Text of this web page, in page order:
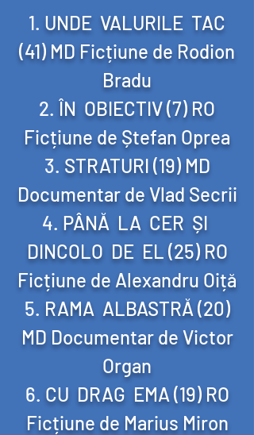
UNDE VALURILE TAC
(41) MD Ficțiune de Rodion
Bradu
ÎN OBIECTIV (7) RO
Ficțiune de Ștefan Oprea
STRATURI (19) MD
Documentar de Vlad Secrii
PÂNĂ LA CER ȘI
DINCOLO DE EL (25) RO
Ficțiune de Alexandru Oiță
RAMA ALBASTRĂ (20)
MD Documentar de Victor
Organ
CU DRAG EMA (19) RO
Ficțiune de Marius Miron